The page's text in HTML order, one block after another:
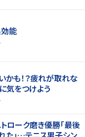
効能
かも！？疲れが取れな
気をつけよう
ローク磨き優勝「最後